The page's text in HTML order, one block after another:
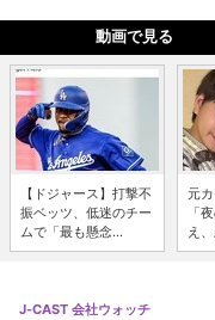
動画で見る
【ドジャース】打撃不
振ベッツ、低迷のチー
ムで「最も懸念...
元
「
え
J-CAST 会社ウォッチ